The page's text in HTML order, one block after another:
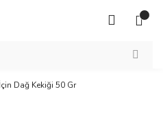
Dağ Kekiği 50 Gr